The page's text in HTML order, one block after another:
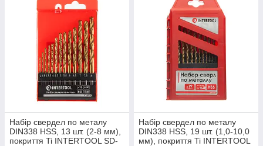
Набір свердел по металу
DIN338 HSS, 13 шт. (2-8 мм),
покриття Ti INTERTOOL SD-
Набір свердел по металу
DIN338 HSS, 19 шт. (1,0-10,0
мм), покриття Ti INTERTOOL